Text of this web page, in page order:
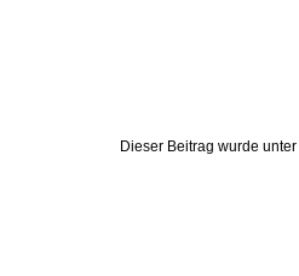
Dieser Beitrag wurde unter